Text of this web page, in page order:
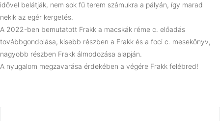
idővel belátják, nem sok fű terem számukra a pályán, így marad
nekik az egér kergetés.
A 2022-ben bemutatott Frakk a macskák réme c. előadás
továbbgondolása, kisebb részben a Frakk és a foci c. mesekönyv,
nagyobb részben Frakk álmodozása alapján.
A nyugalom megzavarása érdekében a végére Frakk felébred!